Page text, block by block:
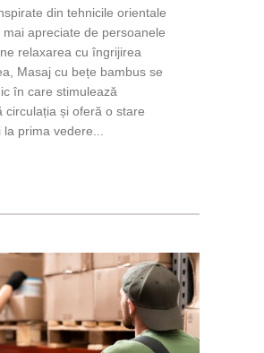
din tehnicile orientale
apreciate de persoanele
relaxarea cu îngrijirea
Masaj cu bețe bambus se
în care stimulează
circulația și oferă o stare
la prima vedere...